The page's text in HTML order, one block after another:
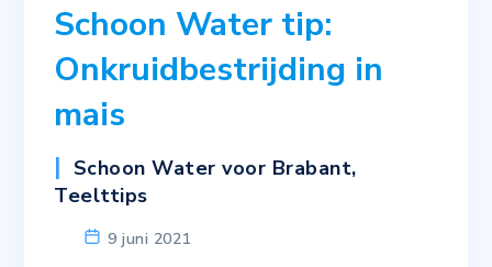
Schoon Water tip:
Onkruidbestrijding in
mais
Schoon Water voor Brabant,
Teelttips
9 juni 2021